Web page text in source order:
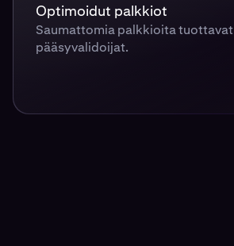
Optimoidut palkkiot
Saumattomia palkkioita tuottavat
pääsyvalidoijat.